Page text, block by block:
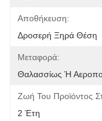
Αποθήκευση:
Δροσερή Ξηρά Θέση
Μεταφορά:
Θαλασσίως Ή
Ζωή Του Προϊόντος
2 Έτη